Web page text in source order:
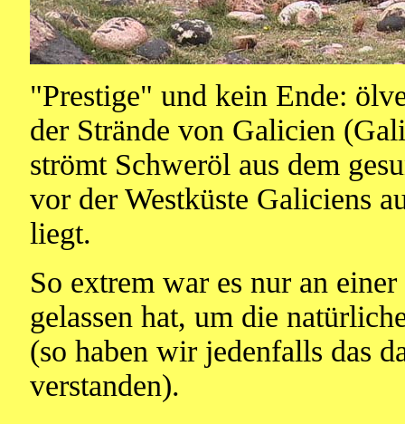
"Prestige" und kein Ende:
der Strände von Galicien
strömt Schweröl aus dem
vor der Westküste Galiciens
liegt.
So extrem war es nur an
gelassen hat, um die
(so haben wir jedenfalls das
verstanden).